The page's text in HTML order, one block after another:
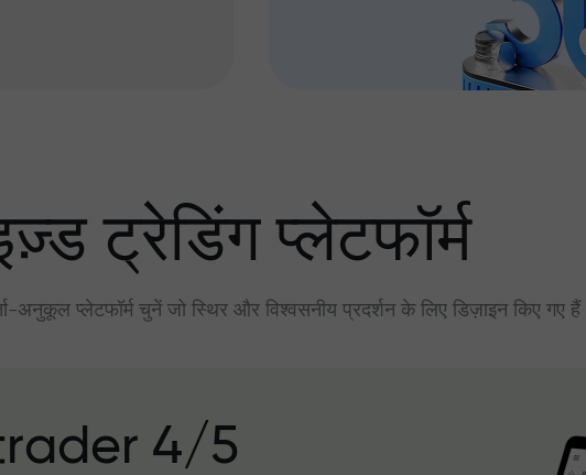
ट्रेडिंग प्लेटफॉर्म
अनुकूल प्लेटफॉर्म चुनें जो स्थिर और विश्वसनीय प्रदर्शन के लिए डिज़ाइन किए गए हैं
4/5